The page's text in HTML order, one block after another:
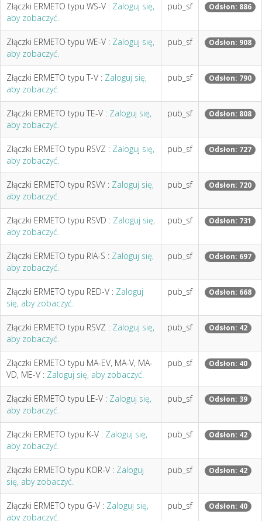
Złączki ERMETO typu WS-V : Zaloguj się,
aby zobaczyć.
pub_sf Odsłon: 886
Złączki ERMETO typu WE-V : Zaloguj się,
aby zobaczyć.
pub_sf Odsłon: 908
Złączki ERMETO typu T-V : Zaloguj się,
aby zobaczyć.
pub_sf Odsłon: 790
Złączki ERMETO typu TE-V : Zaloguj się,
aby zobaczyć.
pub_sf Odsłon: 808
Złączki ERMETO typu RSVZ : Zaloguj się,
aby zobaczyć.
pub_sf Odsłon: 727
Złączki ERMETO typu RSVV : Zaloguj się,
aby zobaczyć.
pub_sf Odsłon: 720
Złączki ERMETO typu RSVD : Zaloguj się,
aby zobaczyć.
pub_sf Odsłon: 731
Złączki ERMETO typu RIA-S : Zaloguj się,
aby zobaczyć.
pub_sf Odsłon: 697
Złączki ERMETO typu RED-V : Zaloguj
się, aby zobaczyć.
pub_sf Odsłon: 668
Złączki ERMETO typu RSVZ : Zaloguj się,
aby zobaczyć.
pub_sf Odsłon: 42
Złączki ERMETO typu MA-EV, MA-V, MA-
VD, ME-V : Zaloguj się, aby zobaczyć.
pub_sf Odsłon: 40
Złączki ERMETO typu LE-V : Zaloguj się,
aby zobaczyć.
pub_sf Odsłon: 39
Złączki ERMETO typu K-V : Zaloguj się,
aby zobaczyć.
pub_sf Odsłon: 42
Złączki ERMETO typu KOR-V : Zaloguj
się, aby zobaczyć.
pub_sf Odsłon: 42
Złączki ERMETO typu G-V : Zaloguj się,
aby zobaczyć.
pub_sf Odsłon: 40